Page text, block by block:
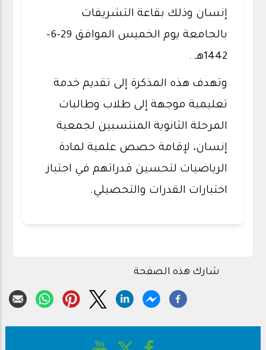
إنسان وذلك بقاعة التشريفات
بالجامعة يوم الخميس الموافق 29-6-
1442هـ .
وتهدف هذه المذكرة إلى تقديم خدمة
تعليمية موجهة إلى طلاب وطالبات
المرحلة الثانوية المنتسبين لجمعية
إنسان، لإقامة حصص علمية لمادة
الرياضيات لتحسين قدراتهم في اجتياز
اختبارات القدرات والتحصيلي.
شارك هذه الصفحة